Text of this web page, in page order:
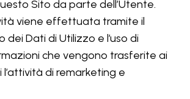
Sito da parte dell’Utente.
viene effettuata tramite il
dei Dati di Utilizzo e l’uso di
che vengono trasferite ai
di remarketing e